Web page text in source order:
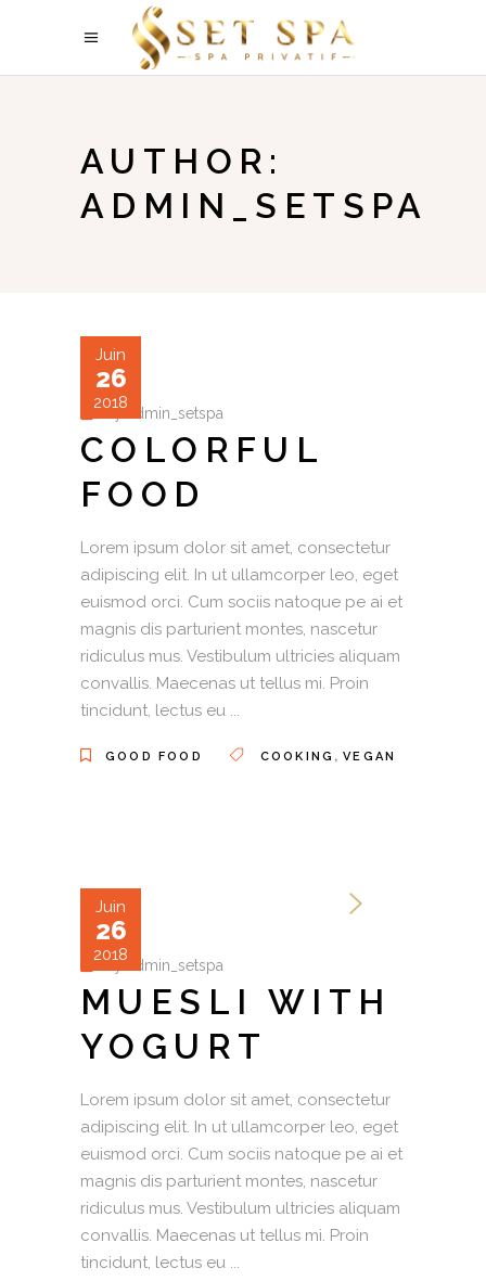
AUTHOR:
ADMIN_SETSPA
Juin
26
2018
by admin_setspa
COLORFUL
FOOD
Lorem ipsum dolor sit amet, consectetur
adipiscing elit. In ut ullamcorper leo, eget
euismod orci. Cum sociis natoque pe ai et
magnis dis parturient montes, nascetur
ridiculus mus. Vestibulum ultricies aliquam
convallis. Maecenas ut tellus mi. Proin
tincidunt, lectus eu
GOOD FOOD COOKING ,VEGAN
Juin
26
2018
by admin_setspa
MUESLI WITH
YOGURT
Lorem ipsum dolor sit amet, consectetur
adipiscing elit. In ut ullamcorper leo, eget
euismod orci. Cum sociis natoque pe ai et
magnis dis parturient montes, nascetur
ridiculus mus. Vestibulum ultricies aliquam
convallis. Maecenas ut tellus mi. Proin
tincidunt, lectus eu